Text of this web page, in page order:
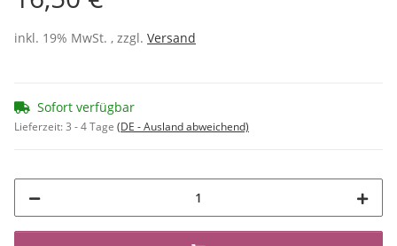
inkl. 19% MwSt. , zzgl. Versand
Sofort verfügbar
Lieferzeit:3 - 4 Tage (DE - Ausland abweichend)